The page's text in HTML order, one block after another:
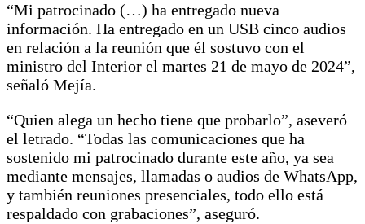
“Mi patrocinado (…) ha entregado nueva
información. Ha entregado en un USB cinco audios
en relación a la reunión que él sostuvo con el
ministro del Interior el martes 21 de mayo de 2024”,
señaló Mejía.
“Quien alega un hecho tiene que probarlo”, aseveró
el letrado. “Todas las comunicaciones que ha
sostenido mi patrocinado durante este año, ya sea
mediante mensajes, llamadas o audios de WhatsApp,
y también reuniones presenciales, todo ello está
respaldado con grabaciones”, aseguró.